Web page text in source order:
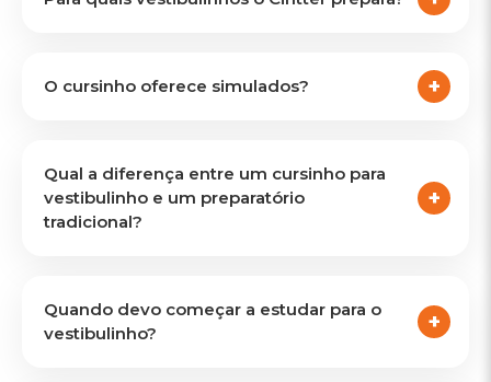
O cursinho oferece simulados?
Qual a diferença entre um cursinho para
vestibulinho e um preparatório
tradicional?
Quando devo começar a estudar para o
vestibulinho?